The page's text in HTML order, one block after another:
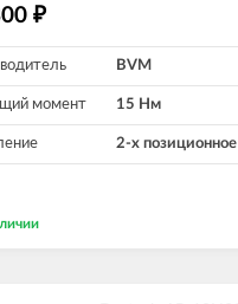
₽
BVM
момент 15 Нм
2-х позиционное